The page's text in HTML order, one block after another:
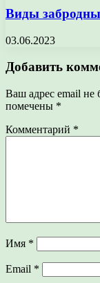
Виды
03.06.2023
Добавить
Ваш адрес email не
помечены *
Комментарий *
Имя *
Email *